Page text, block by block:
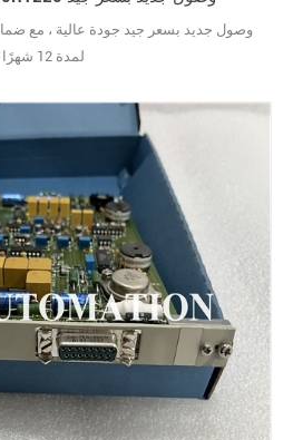
لمدة 12 شهرًا